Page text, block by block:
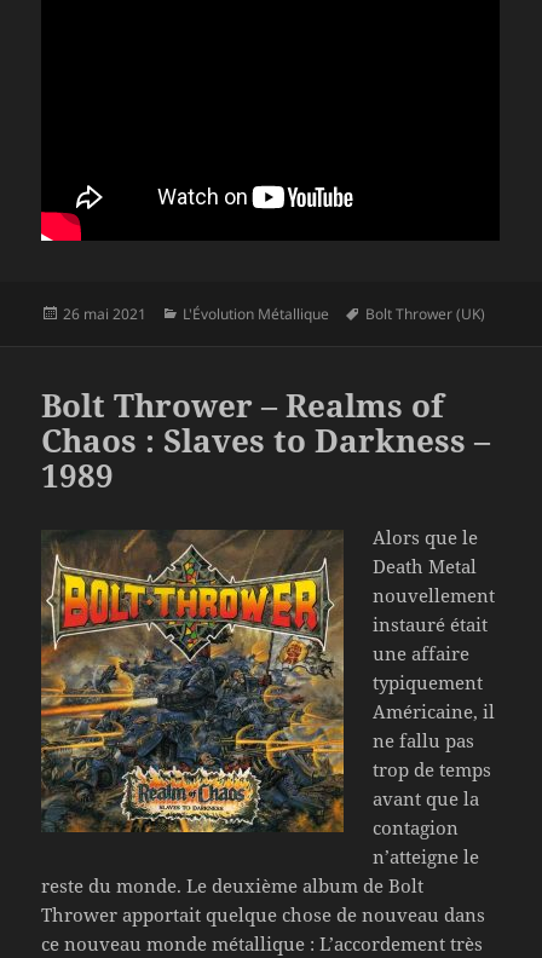
Publié
26 mai 2021 Catégories
L'Évolution Métallique
Mots-
Bolt Thrower (UK)
Bolt Thrower – Realms of
Chaos : Slaves to Darkness –
1989
Alors que le
Death Metal
nouvellement
instauré était
une affaire
typiquement
Américaine, il
ne fallu pas
trop de temps
avant que la
contagion
n’atteigne le
reste du monde. Le deuxième album de Bolt
Thrower apportait quelque chose de nouveau dans
ce nouveau monde métallique : L’accordement très